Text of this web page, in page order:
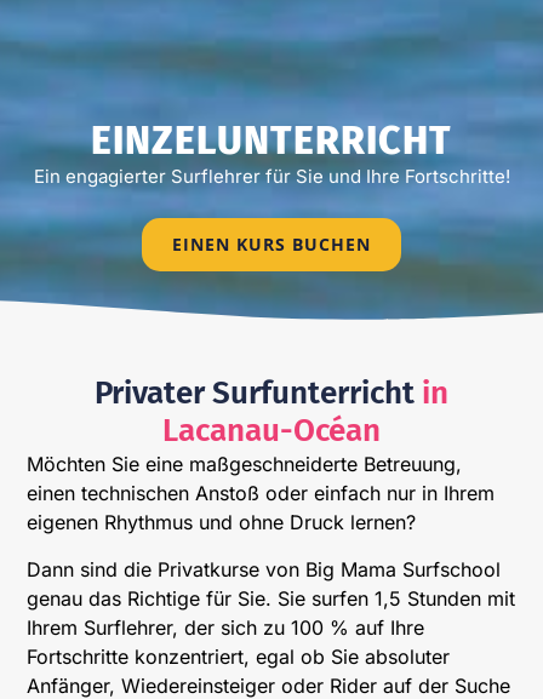
EINZELUNTERRICHT
Ein engagierter Surflehrer für Sie und Ihre Fortschritte!
EINEN KURS BUCHEN
Privater Surfunterricht in
Lacanau-Océan
Möchten Sie eine maßgeschneiderte Betreuung,
einen technischen Anstoß oder einfach nur in Ihrem
eigenen Rhythmus und ohne Druck lernen?
Dann sind die Privatkurse von Big Mama Surfschool
genau das Richtige für Sie. Sie surfen 1,5 Stunden mit
Ihrem Surflehrer, der sich zu 100 % auf Ihre
Fortschritte konzentriert, egal ob Sie absoluter
Anfänger, Wiedereinsteiger oder Rider auf der Suche